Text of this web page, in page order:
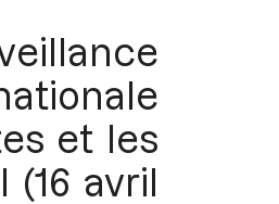
et les
avril